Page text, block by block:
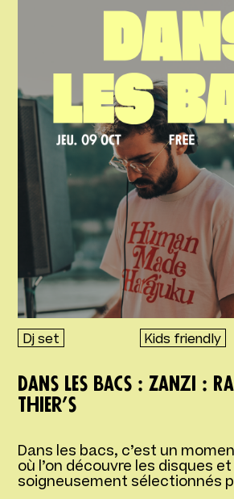
Dj set Kids friendly
Dans les bacs : Zanzi :
Thier’s
Dans les bacs, c’est un
où l’on découvre les disques
soigneusement sélectionnés